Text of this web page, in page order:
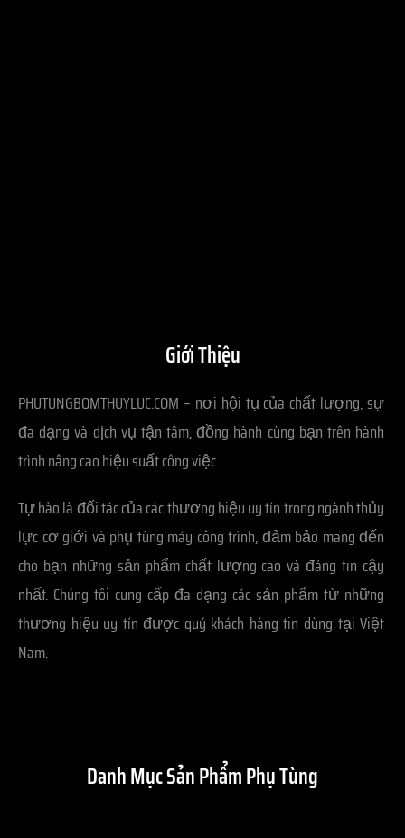
Giới Thiệu
PHUTUNGBOMTHUYLUC.COM – nơi hội tụ của chất lượng, sự
đa dạng và dịch vụ tận tâm, đồng hành cùng bạn trên hành
trình nâng cao hiệu suất công việc.
Tự hào là đối tác của các thương hiệu uy tín trong ngành thủy
lực cơ giới và phụ tùng máy công trình, đảm bảo mang đến
cho bạn những sản phẩm chất lượng cao và đáng tin cậy
nhất. Chúng tôi cung cấp đa dạng các sản phẩm từ những
thương hiệu uy tín được quý khách hàng tin dùng tại Việt
Nam.
Danh Mục Sản Phẩm Phụ Tùng